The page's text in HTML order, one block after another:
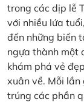
trong các dịp lễ
với nhiều lứa
đến những biến
ngựa thành một
khám phá vẻ
xuân về. Mỗi lần
trúng các phần